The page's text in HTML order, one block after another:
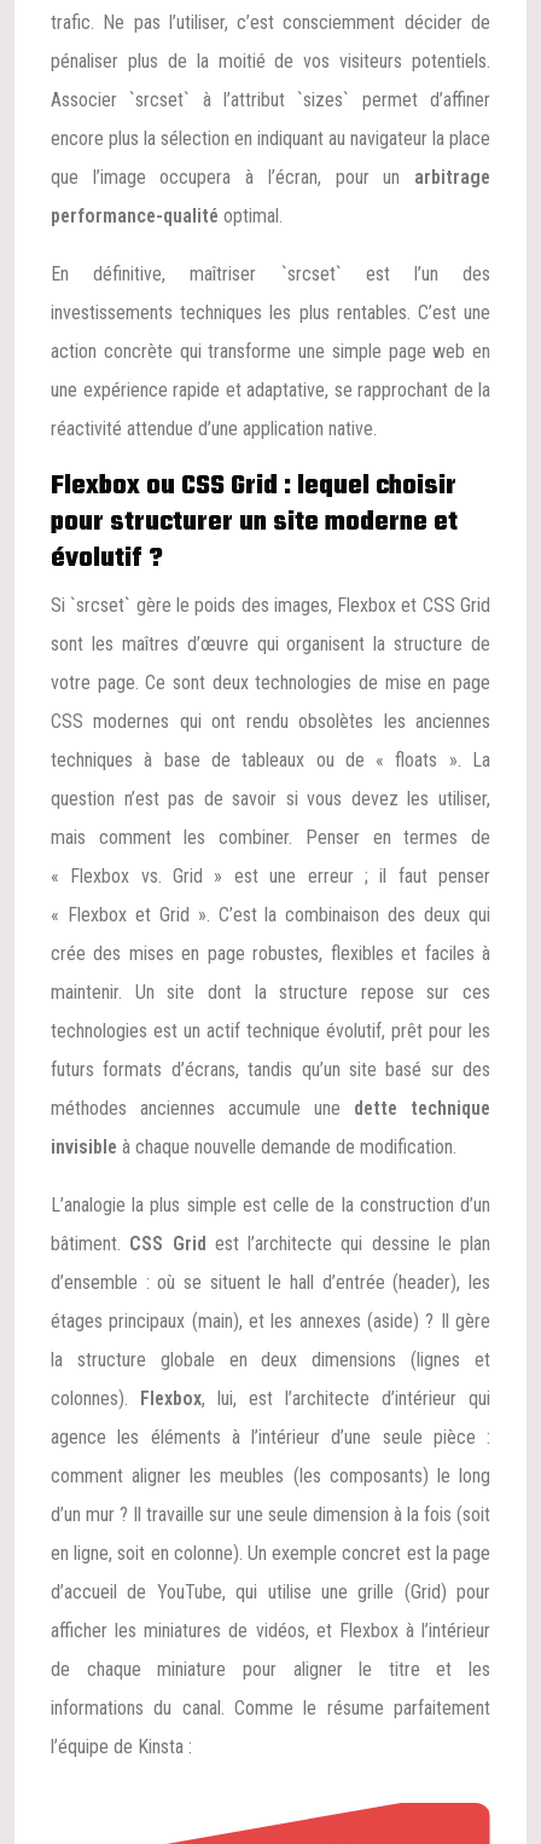
trafic. Ne pas l’utiliser, c’est consciemment décider de
pénaliser plus de la moitié de vos visiteurs potentiels.
Associer `srcset` à l’attribut `sizes` permet d’affiner
encore plus la sélection en indiquant au navigateur la place
que l’image occupera à l’écran, pour un arbitrage
performance-qualité optimal.
En définitive, maîtriser `srcset` est l’un des
investissements techniques les plus rentables. C’est une
action concrète qui transforme une simple page web en
une expérience rapide et adaptative, se rapprochant de la
réactivité attendue d’une application native.
Flexbox ou CSS Grid : lequel choisir
pour structurer un site moderne et
évolutif ?
Si `srcset` gère le poids des images, Flexbox et CSS Grid
sont les maîtres d’œuvre qui organisent la structure de
votre page. Ce sont deux technologies de mise en page
CSS modernes qui ont rendu obsolètes les anciennes
techniques à base de tableaux ou de « floats ». La
question n’est pas de savoir si vous devez les utiliser,
mais comment les combiner. Penser en termes de
« Flexbox vs. Grid » est une erreur ; il faut penser
« Flexbox et Grid ». C’est la combinaison des deux qui
crée des mises en page robustes, flexibles et faciles à
maintenir. Un site dont la structure repose sur ces
technologies est un actif technique évolutif, prêt pour les
futurs formats d’écrans, tandis qu’un site basé sur des
méthodes anciennes accumule une dette technique
invisible à chaque nouvelle demande de modification.
L’analogie la plus simple est celle de la construction d’un
bâtiment. CSS Grid est l’architecte qui dessine le plan
d’ensemble : où se situent le hall d’entrée (header), les
étages principaux (main), et les annexes (aside) ? Il gère
la structure globale en deux dimensions (lignes et
colonnes). Flexbox, lui, est l’architecte d’intérieur qui
agence les éléments à l’intérieur d’une seule pièce :
comment aligner les meubles (les composants) le long
d’un mur ? Il travaille sur une seule dimension à la fois (soit
en ligne, soit en colonne). Un exemple concret est la page
d’accueil de YouTube, qui utilise une grille (Grid) pour
afficher les miniatures de vidéos, et Flexbox à l’intérieur
de chaque miniature pour aligner le titre et les
informations du canal. Comme le résume parfaitement
l’équipe de Kinsta :